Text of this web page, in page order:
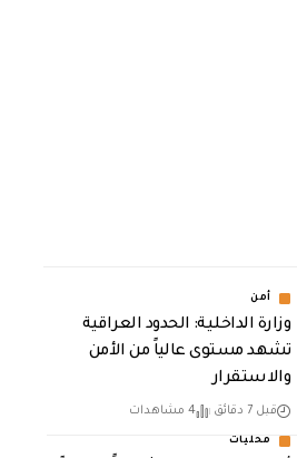
أمن
وزارة الداخلية: الحدود العراقية
تشهد مستوى عالياً من الأمن
والاستقرار
قبل 7 دقائق 4 مشاهدات
محليات